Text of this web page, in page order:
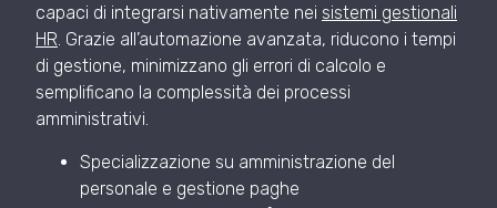
capaci di integrarsi nativamente nei sistemi gestionali
HR. Grazie all’automazione avanzata, riducono i tempi
di gestione, minimizzano gli errori di calcolo e
semplificano la complessità dei processi
amministrativi.
Specializzazione su amministrazione del
personale e gestione paghe